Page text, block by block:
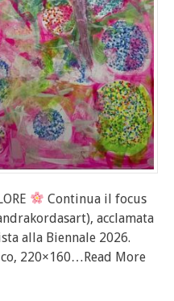
Continua il focus
acclamata
alla Biennale 2026.
220×160…Read More